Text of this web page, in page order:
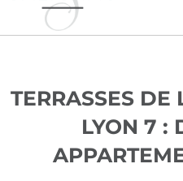
TERRASSES DE
LYON 7 :